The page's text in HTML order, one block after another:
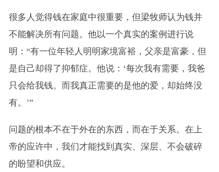
很多人觉得钱在家庭中很重要，但梁牧师认为钱并
不能解决所有问题。他以一个真实的案例进行说
明：“有一位年轻人明明家境富裕，父亲是富豪，但
是自己却得了抑郁症。他说：‘每次我有需要，我爸
只会给我钱。而我真正需要的是他的爱，却始终没
有。’”
问题的根本不在于外在的东西，而在于关系。在上
帝的应许中，我们才能找到真实、深层、不会破碎
的盼望和供应。